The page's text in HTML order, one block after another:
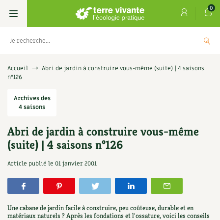
0
Livres
Techniques de jardinage
Verger, arbres
Petit élevage
Aménagement jardin
Se réabonner
Offrir un abonnement
Les numéros
4 saisons
Graines, semences
Potagères
Aromatiques
Florales
Cartes cadeau
Centre Terre vivante
Découvrir le Centre
Visiter en famille, entre amis
Infos & conseils
Jardin bio
Parole libre
Accueil
Abri de jardin à construire vous-même (suite) | 4 saisons
n°126
Archives des
4 saisons
Abri de jardin à construire vous-même
(suite) | 4 saisons n°126
Article publié le 01 janvier 2001
Une cabane de jardin facile à construire, peu coûteuse, durable et en
matériaux naturels ? Après les fondations et l'ossature, voici les conseils
Les antisèches de Terre vivante : Les
9,90€